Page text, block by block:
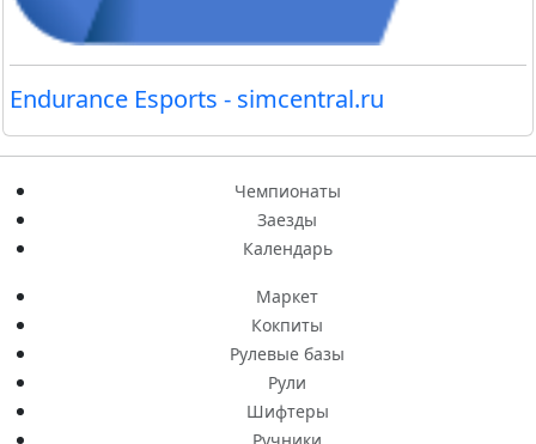
Endurance Esports - simcentral.ru
Чемпионаты
Заезды
Календарь
Маркет
Кокпиты
Рулевые базы
Рули
Шифтеры